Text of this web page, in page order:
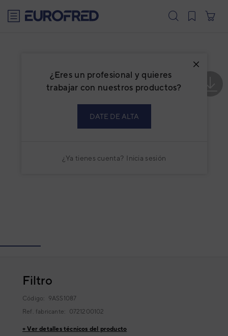
¿Eres un profesional y quieres
trabajar con nuestros productos?
DATE DE ALTA
¿Ya tienes cuenta? Inicia sesión
Filtro
Código: 9ASS1087
Ref. fabricante: 0721200102
+ Ver detalles técnicos del producto